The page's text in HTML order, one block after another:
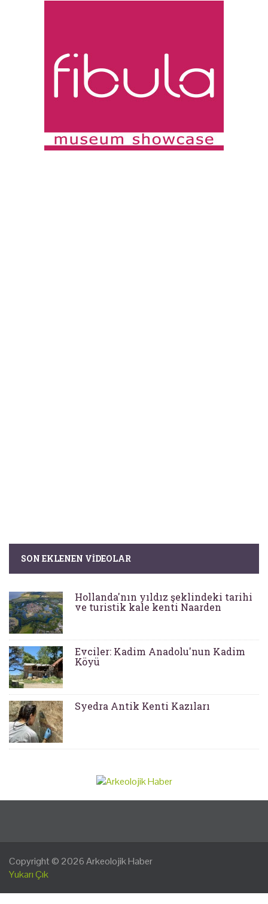
SON EKLENEN VIDEOLAR
Hollanda'nın yıldız şeklindeki tarihi
ve turistik kale kenti Naarden
Evciler: Kadim Anadolu'nun Kadim
Köyü
Syedra Antik Kenti Kazıları
Copyright © 2026Arkeolojik Haber
Yukarı Çık